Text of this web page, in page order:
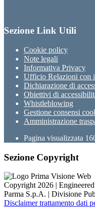
Sezione Link Utili
Cookie policy
Note legali
Informativa Privacy
Ufficio Relazioni con
Dichiarazione di
Obiettivi di
Whistleblowing
Gestione consensi
Amministrazione
Pagina visualizzata
Sezione Copyright
Copyright 2026 |
Parma S.p.A. | Divisione
Disclaimer trattamento dati